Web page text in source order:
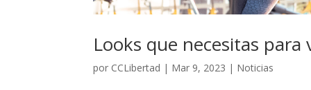
Looks que necesitas
por CCLibertad | Mar 9, 2023 | Noticias